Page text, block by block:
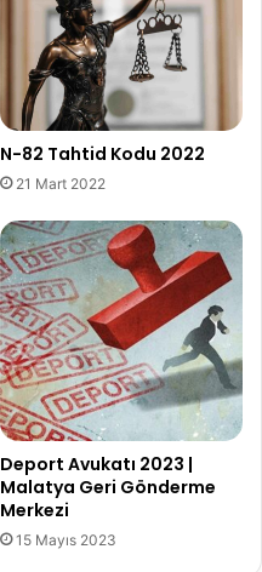
N-82 Tahtid Kodu 2022
21 Mart 2022
Deport Avukatı 2023 |
Malatya Geri Gönderme
Merkezi
15 Mayıs 2023